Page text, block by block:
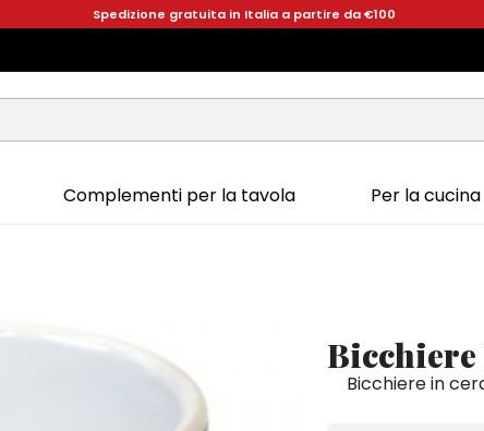
Spedizione gratuita in Italia a partire da €100
Complementi per la tavola Per la cucina
Bicchiere in